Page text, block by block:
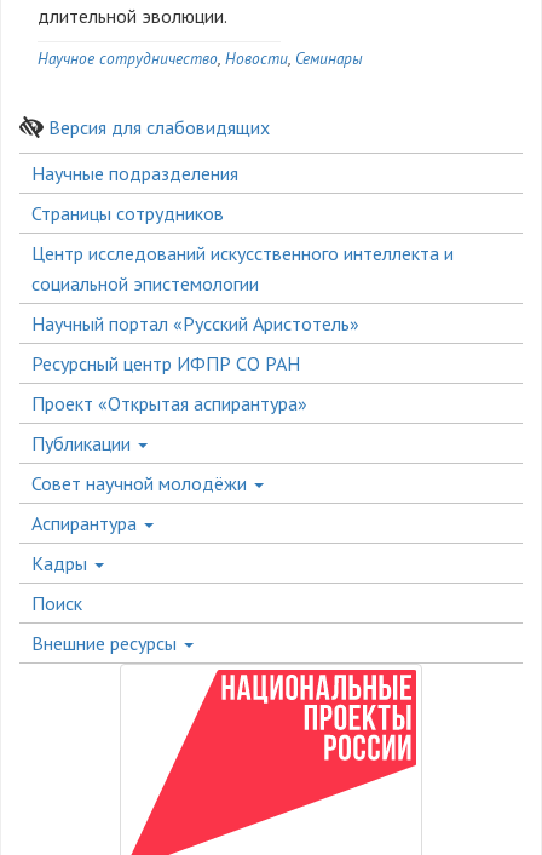
длительной эволюции.
Научное сотрудничество Новости Семинары
Версия для слабовидящих
Боковое
меню
Научные подразделения
Страницы сотрудников
Центр исследований искусственного интеллекта и
социальной эпистемологии
Научный портал «Русский Аристотель»
Ресурсный центр ИФПР СО РАН
Проект «Открытая аспирантура»
Публикации
Совет научной молодёжи
Аспирантура
Кадры
Поиск
Внешние ресурсы